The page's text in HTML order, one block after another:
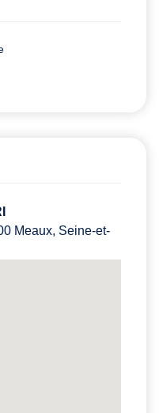
Meaux, Seine-et-